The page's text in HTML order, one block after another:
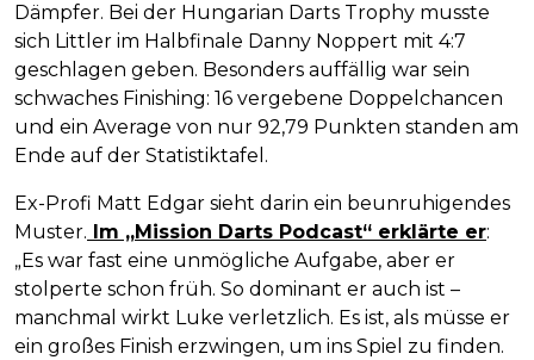
Dämpfer. Bei der Hungarian Darts Trophy musste
sich Littler im Halbfinale Danny Noppert mit 4:7
geschlagen geben. Besonders auffällig war sein
schwaches Finishing: 16 vergebene Doppelchancen
und ein Average von nur 92,79 Punkten standen am
Ende auf der Statistiktafel.
Ex-Profi Matt Edgar sieht darin ein beunruhigendes
Muster. Im „Mission Darts Podcast“ erklärte er:
„Es war fast eine unmögliche Aufgabe, aber er
stolperte schon früh. So dominant er auch ist –
manchmal wirkt Luke verletzlich. Es ist, als müsse er
ein großes Finish erzwingen, um ins Spiel zu finden.